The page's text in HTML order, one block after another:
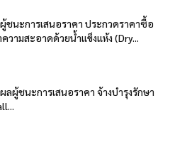
ชนะการเสนอราคา ประกวดราคาซื้อ
ความสะอาดด้วยน้ำแข็งแห้ง (Dry...
ลผู้ชนะการเสนอราคา จ้างบำรุงรักษา